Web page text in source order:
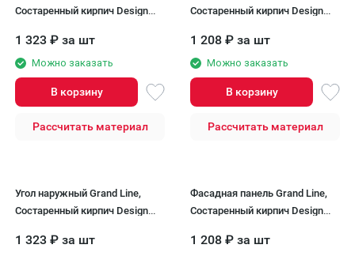
Состаренный кирпич Design
шов)
1 323 ₽ за шт
Можно заказать
В корзину
Рассчитать материал
Состаренный кирпич Design
шов)
1 208 ₽ за шт
Можно заказать
В корзину
Рассчитать материал
Угол наружный Grand Line,
Состаренный кирпич Design
шов)
1 323 ₽ за шт
Фасадная панель Grand Line,
Состаренный кирпич Design
шов)
1 208 ₽ за шт